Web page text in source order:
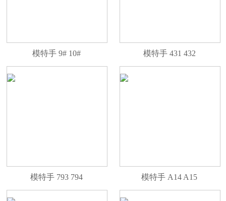
模特手 9# 10# 模特手 431 432
模特手 793 794 模特手 A14 A15